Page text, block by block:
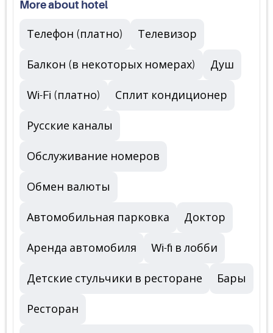
More about hotel
Телефон (платно) Телевизор
Балкон (в некоторых номерах) Душ
Wi-Fi (платно) Сплит кондиционер
Русские каналы
Обслуживание номеров
Обмен валюты
Автомобильная парковка Доктор
Аренда автомобиля Wi-fi в лобби
Детские стульчики в ресторане Бары
Ресторан